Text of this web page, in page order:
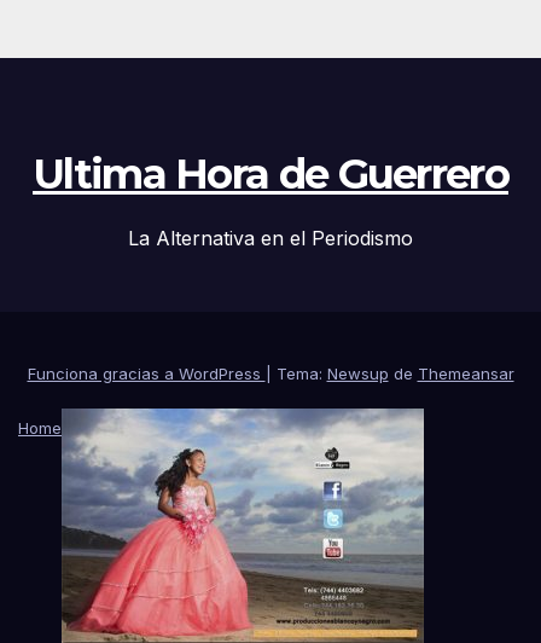
Ultima Hora de Guerrero
La Alternativa en el Periodismo
Funciona gracias a WordPress Tema: Newsup de Themeansar
Home